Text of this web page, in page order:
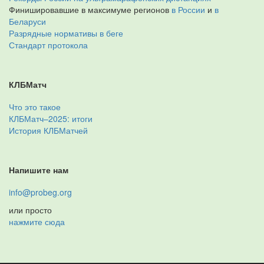
Финишировавшие в максимуме регионов в России и в
Беларуси
Разрядные нормативы в беге
Стандарт протокола
КЛБМатч
Что это такое
КЛБМатч–2025: итоги
История КЛБМатчей
Напишите нам
info@probeg.org
или просто
нажмите сюда